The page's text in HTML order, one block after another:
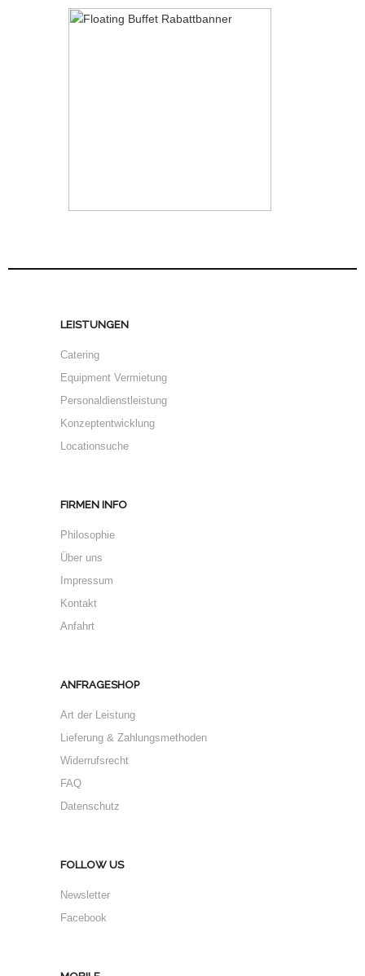
LEISTUNGEN
Catering
Equipment Vermietung
Personaldienstleistung
Konzeptentwicklung
Locationsuche
FIRMEN INFO
Philosophie
Über uns
Impressum
Kontakt
Anfahrt
ANFRAGESHOP
Art der Leistung
Lieferung & Zahlungsmethoden
Widerrufsrecht
FAQ
Datenschutz
FOLLOW US
Newsletter
Facebook